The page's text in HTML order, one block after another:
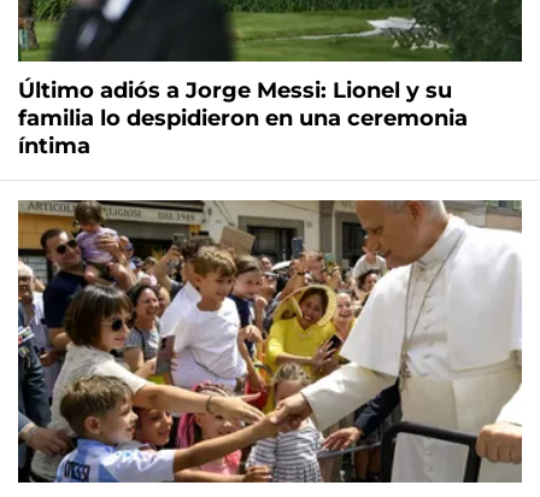
Último adiós a Jorge Messi: Lionel y su
familia lo despidieron en una ceremonia
íntima